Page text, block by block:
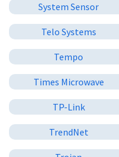
System Sensor
Telo Systems
Tempo
Times Microwave
TP-Link
TrendNet